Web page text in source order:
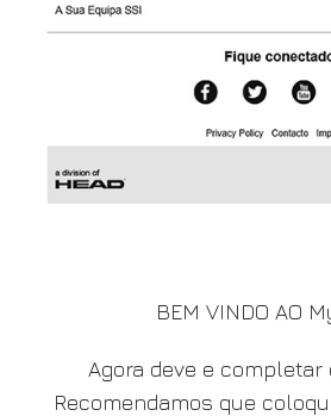
BEM VINDO AO
Agora deve e completar
Recomendamos que